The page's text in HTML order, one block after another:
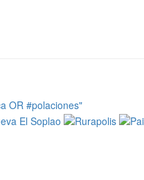
OR #polaciones"